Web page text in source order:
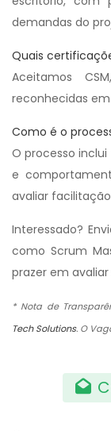
demandas do
Quais
Aceitamos
reconhecidas
Como é o
O processo
e
avaliar
Interessado?
como Scrum
prazer em
* Nota de
Tech Solutions. O